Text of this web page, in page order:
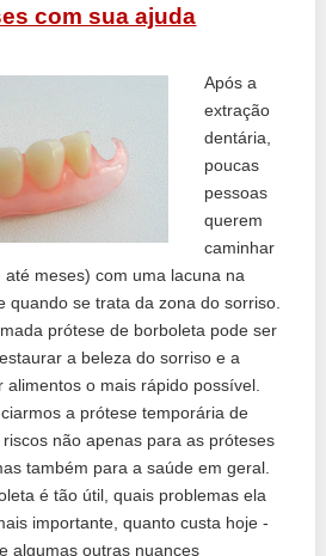
com sua ajuda
Após a
extração
dentária,
poucas
pessoas
querem
caminhar
meses) com uma lacuna na
quando se trata da zona do sorriso.
prótese de borboleta pode ser
a beleza do sorriso e a
o mais rápido possível.
a prótese temporária de
não apenas para as próteses
também para a saúde em geral.
é tão útil, quais problemas ela
importante, quanto custa hoje -
algumas outras nuances